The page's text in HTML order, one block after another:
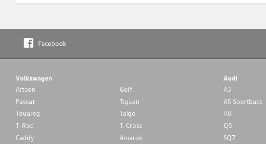
Facebook
Volkswagen
Arteon
Golf
Passat
Tiguan
Touareg
Taigo
T-Roc
T-Cross
Caddy
Amarok
Audi
A3
A5 Sportback
A8
Q5
SQ7